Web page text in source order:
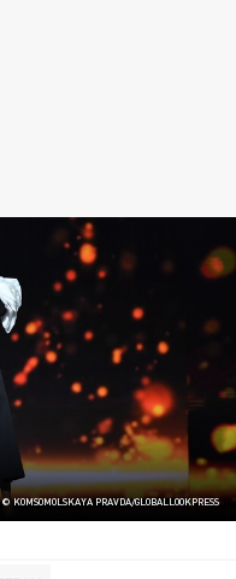
© KOMSOMOLSKAYA PRAVDA/GLOBALLOOKPRESS